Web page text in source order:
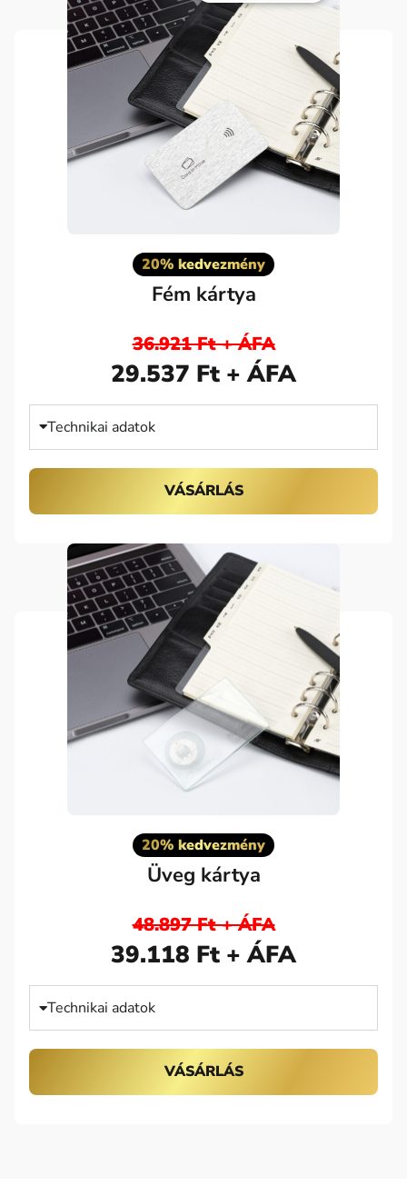
20% kedvezmény
Fém kártya
36.921 Ft + ÁFA
29.537 Ft + ÁFA
Technikai adatok
VÁSÁRLÁS
20% kedvezmény
Üveg kártya
48.897 Ft + ÁFA
39.118 Ft + ÁFA
Technikai adatok
VÁSÁRLÁS